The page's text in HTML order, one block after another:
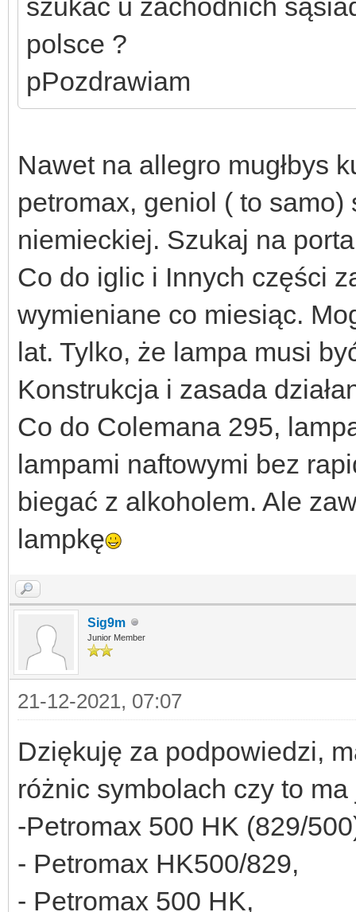
szukać u zachodnich
polsce ?
pPozdrawiam
Nawet na allegro mugłbys
petromax, geniol ( to
niemieckiej. Szukaj na
Co do iglic i Innych części
wymieniane co miesiąc.
lat. Tylko, że lampa musi
Konstrukcja i zasada
Co do Colemana 295,
lampami naftowymi bez
biegać z alkoholem. Ale
lampkę
Sig9m
Junior Member
21-12-2021, 07:07
Dziękuję za podpowiedzi,
różnic symbolach czy to
-Petromax 500 HK (829/
- Petromax HK500/829,
- Petromax 500 HK,